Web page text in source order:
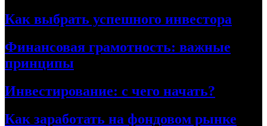
Как выбрать успешного инвестора
Финансовая грамотность: важные
принципы
Инвестирование: с чего начать?
Как заработать на фондовом рынке